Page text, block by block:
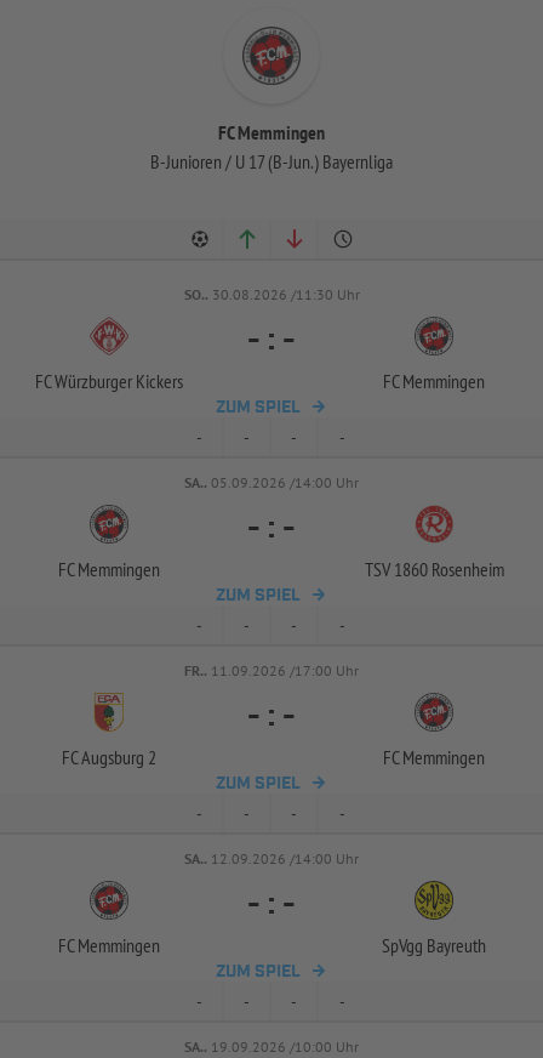
FC Memmingen
B-Junioren / U 17 (B-Jun.) Bayernliga
SO.. 30.08.2026 /11:30 Uhr
FC Würzburger Kickers
- : -
FC Memmingen
ZUM SPIEL
- - - -
SA.. 05.09.2026 /14:00 Uhr
FC Memmingen
- : -
TSV 1860 Rosenheim
ZUM SPIEL
- - - -
FR.. 11.09.2026 /17:00 Uhr
FC Augsburg 2
- : -
FC Memmingen
ZUM SPIEL
- - - -
SA.. 12.09.2026 /14:00 Uhr
FC Memmingen
- : -
SpVgg Bayreuth
ZUM SPIEL
- - - -
SA.. 19.09.2026 /10:00 Uhr